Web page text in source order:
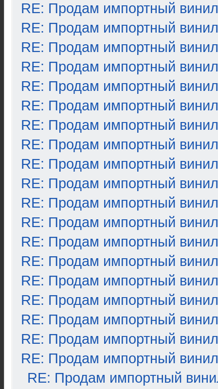
RE: Продам импортный винил
RE: Продам импортный винил
RE: Продам импортный винил
RE: Продам импортный винил
RE: Продам импортный винил
RE: Продам импортный винил
RE: Продам импортный винил
RE: Продам импортный винил
RE: Продам импортный винил
RE: Продам импортный винил
RE: Продам импортный винил
RE: Продам импортный винил
RE: Продам импортный винил
RE: Продам импортный винил
RE: Продам импортный винил
RE: Продам импортный винил
RE: Продам импортный винил
RE: Продам импортный винил
RE: Продам импортный винил
RE: Продам импортный